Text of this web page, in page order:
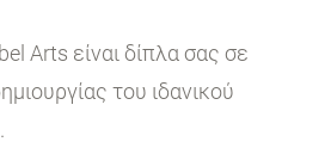
Arts είναι δίπλα σας σε
του ιδανικού